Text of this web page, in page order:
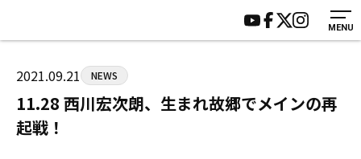
MENU
HOME
ジムについて
トレーニング
施設紹介
会員様の声
2021.09.21 NEWS
11.28 西川宏次朗、生まれ故郷でメインの再
起戦！